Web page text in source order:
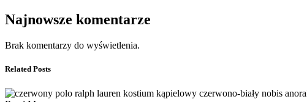
Najnowsze komentarze
Brak komentarzy do wyświetlenia.
Related Posts